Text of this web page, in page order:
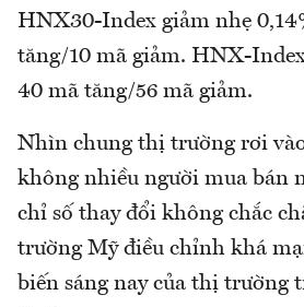
HNX30-Index giảm nhẹ
tăng/10 mã giảm. HNX-
40 mã tăng/56 mã giảm.
Nhìn chung thị trường rơi
không nhiều người mua bán
chỉ số thay đổi không chắc
trường Mỹ điều chỉnh khá
biến sáng nay của thị trường